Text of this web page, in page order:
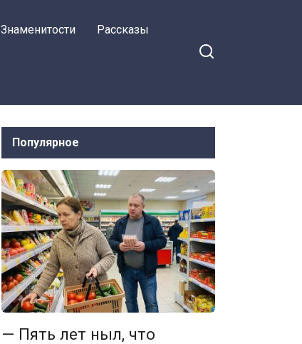
Знаменитости Рассказы
Популярное
— Пять лет ныл, что